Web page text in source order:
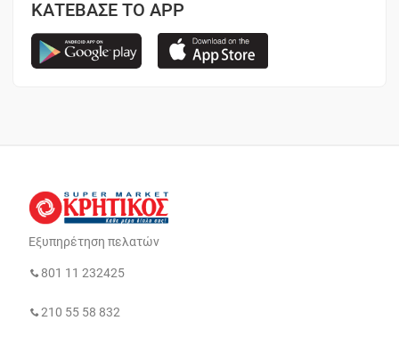
ΚΑΤΕΒΑΣΕ ΤΟ APP
Εξυπηρέτηση πελατών
801 11 232425
210 55 58 832